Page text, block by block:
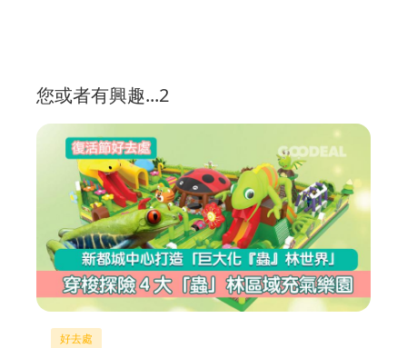
您或者有興趣...2
好去處